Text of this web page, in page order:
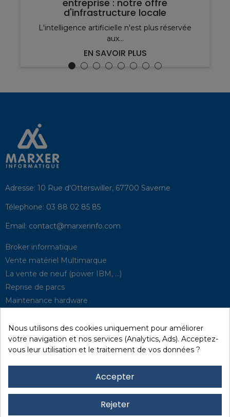
entreprise : notre offre
d'infrastructure locale
L'intelligence artificielle n'est plus réservée
aux...
EN SAVOIR PLUS
Adresse: 10 Rue d'Otterswiller, 67700 Saverne
Télephone: 03 88 02 85 85
Email: contact@marxerinfo.com​
Broker informatique
Vente matériel Multimarque
La vente de neuf (power IBM, …)
Reprise de parcs
Maintenance hardware
Solutions de P.R.A
Quick / EDD, Syncsort
Nous utilisons des cookies uniquement pour améliorer
votre navigation et nos services (Analytics, Ads). Acceptez-
vous leur utilisation et le traitement de vos données ?
Accepter
Rejeter